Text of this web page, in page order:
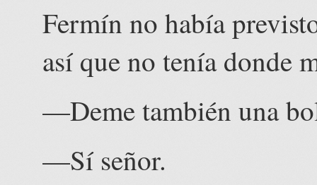
Fermín no había
así que no tenía donde
—Deme también una
—Sí señor.